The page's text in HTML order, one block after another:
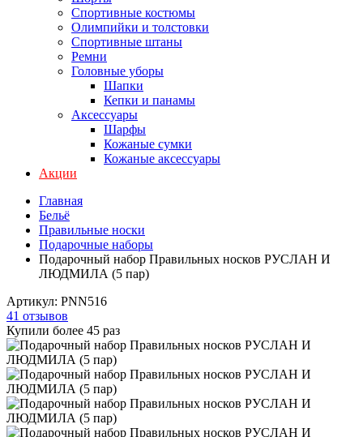
Спортивные костюмы
Олимпийки и толстовки
Спортивные штаны
Ремни
Головные уборы
Шапки
Кепки и панамы
Аксессуары
Шарфы
Кожаные сумки
Кожаные аксессуары
Акции
Главная
Бельё
Правильные носки
Подарочные наборы
Подарочный набор Правильных носков РУСЛАН И
ЛЮДМИЛА (5 пар)
Артикул: PNN516
41 отзывов
Купили более 45 раз